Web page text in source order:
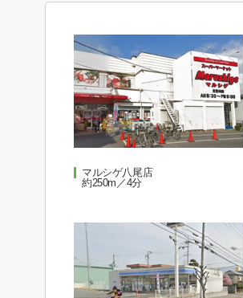
マルシゲ八尾店
約250m／4分